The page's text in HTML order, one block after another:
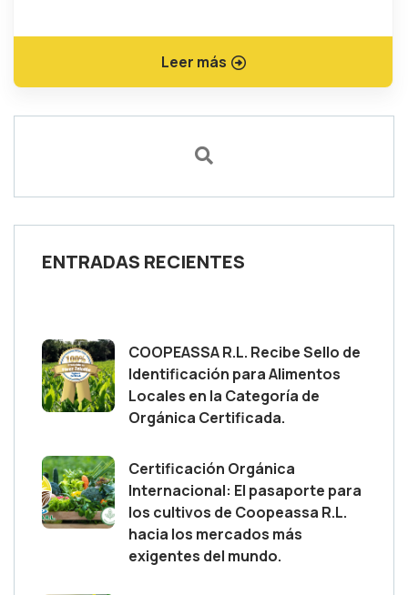
Leer más
ENTRADAS RECIENTES
COOPEASSA R.L. Recibe Sello de
Identificación para Alimentos
Locales en la Categoría de
Orgánica Certificada.
Certificación Orgánica
Internacional: El pasaporte para
los cultivos de Coopeassa R.L.
hacia los mercados más
exigentes del mundo.